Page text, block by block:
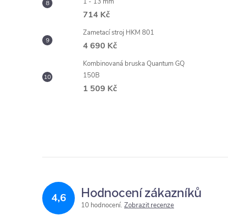
714 Kč
Zametací stroj HKM 801
4 690 Kč
Kombinovaná bruska Quantum GQ
150B
1 509 Kč
4,6 Hodnocení zákazníků
10 hodnocení Zobrazit recenze